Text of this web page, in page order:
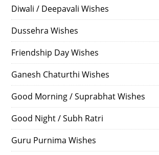
Diwali / Deepavali Wishes
Dussehra Wishes
Friendship Day Wishes
Ganesh Chaturthi Wishes
Good Morning / Suprabhat Wishes
Good Night / Subh Ratri
Guru Purnima Wishes